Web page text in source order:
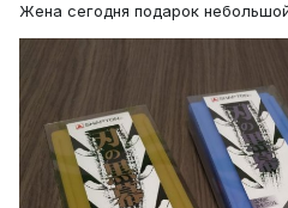
Жена сегодня подарок